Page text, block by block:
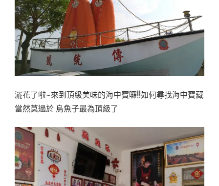
灑花了啦~來到頂級美味的海中寶囉!!如何尋找海中寶藏
當然莫過於 烏魚子最為頂級了